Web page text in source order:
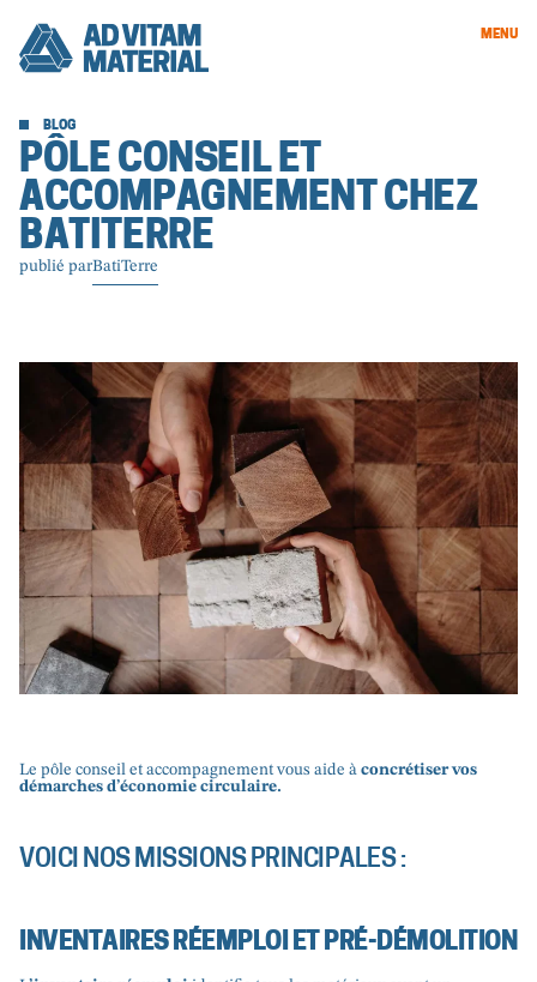
MENU
BLOG
PÔLE CONSEIL ET
ACCOMPAGNEMENT CHEZ
BATITERRE
publié parBatiTerre
Le pôle conseil et accompagnement vous aide à concrétiser vos
démarches d’économie circulaire.
VOICI NOS MISSIONS PRINCIPALES :
INVENTAIRES RÉEMPLOI ET PRÉ-DÉMOLITION